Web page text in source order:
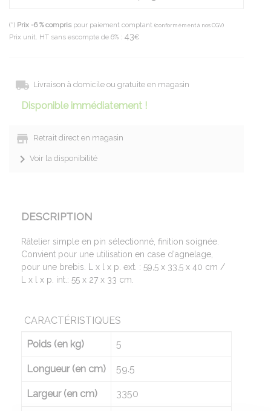
(*) Prix -6 % compris pour paiement comptant (conformément à nos CGV)
Prix unit. HT sans escompte de 6% : 43€
Livraison à domicile ou gratuite en magasin
Disponible immédiatement !
Retrait direct en magasin
Voir la disponibilité
DESCRIPTION
Râtelier simple en pin sélectionné, finition soignée.
Convient pour une utilisation en case d'agnelage,
pour une brebis. L x l x p. ext. : 59,5 x 33,5 x 40 cm /
L x l x p. int.: 55 x 27 x 33 cm.
CARACTÉRISTIQUES
Poids (en kg) 5
Longueur (en cm) 59.5
Largeur (en cm) 3350